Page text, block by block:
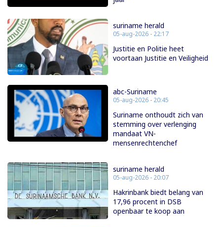
suriname herald
05-aug-2026 - 22:17
Justitie en Politie heet
voortaan Justitie en Veiligheid
abc-Suriname
05-aug-2026 - 20:45
Suriname onthoudt zich van
stemming over verlenging
mandaat VN-
mensenrechtenchef
suriname herald
05-aug-2026 - 20:07
Hakrinbank biedt belang van
17,96 procent in DSB
openbaar te koop aan